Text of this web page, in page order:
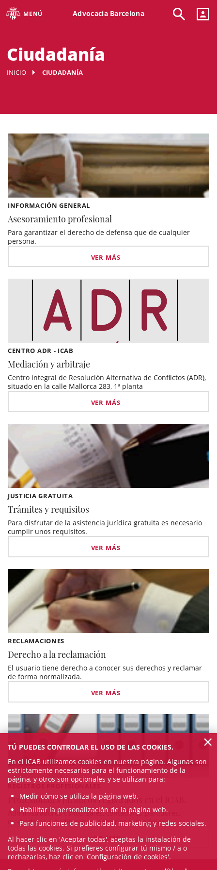
MENÚ Advocacia Barcelona
Ciudadanía
INICIO CIUDADANÍA
INFORMACIÓN GENERAL
Asesoramiento profesional
Para garantizar el derecho de defensa que de cualquier
persona.
VER MÁS
CENTRO ADR - ICAB
Mediación y arbitraje
Centro integral de Resolución Alternativa de Conflictos (ADR),
situado en la calle Mallorca 283, 1ª planta
VER MÁS
JUSTICIA GRATUITA
Trámites y requisitos
Para disfrutar de la asistencia jurídica gratuita es necesario
cumplir unos requisitos.
VER MÁS
RECLAMACIONES
Derecho a la reclamación
El usuario tiene derecho a conocer sus derechos y reclamar
de forma normalizada.
VER MÁS
REGISTROS PROFESIONALES
Profesionales jurídicos registrados en el ICAB.
Administradores concursales, contadores-partidores,
mediadores o auditores en entornos tecnológicos
VER MÁS
TÚ PUEDES CONTROLAR EL USO DE LAS COOKIES.
En el ICAB utilizamos cookies en nuestra página. Algunas son
estrictamente necesarias para el funcionamiento de la
página, y otros son opcionales y se utilizan para:
Medir cómo se utiliza la página web.
Habilitar la personalización de la página web.
Para funciones de publicidad, marketing y redes sociales.
Al hacer clic en 'Aceptar todas', aceptas la instalación de
todas las cookies. Si prefieres configurar tú mismo / a o
rechazarlas, haz clic en 'Configuración de cookies'.
×